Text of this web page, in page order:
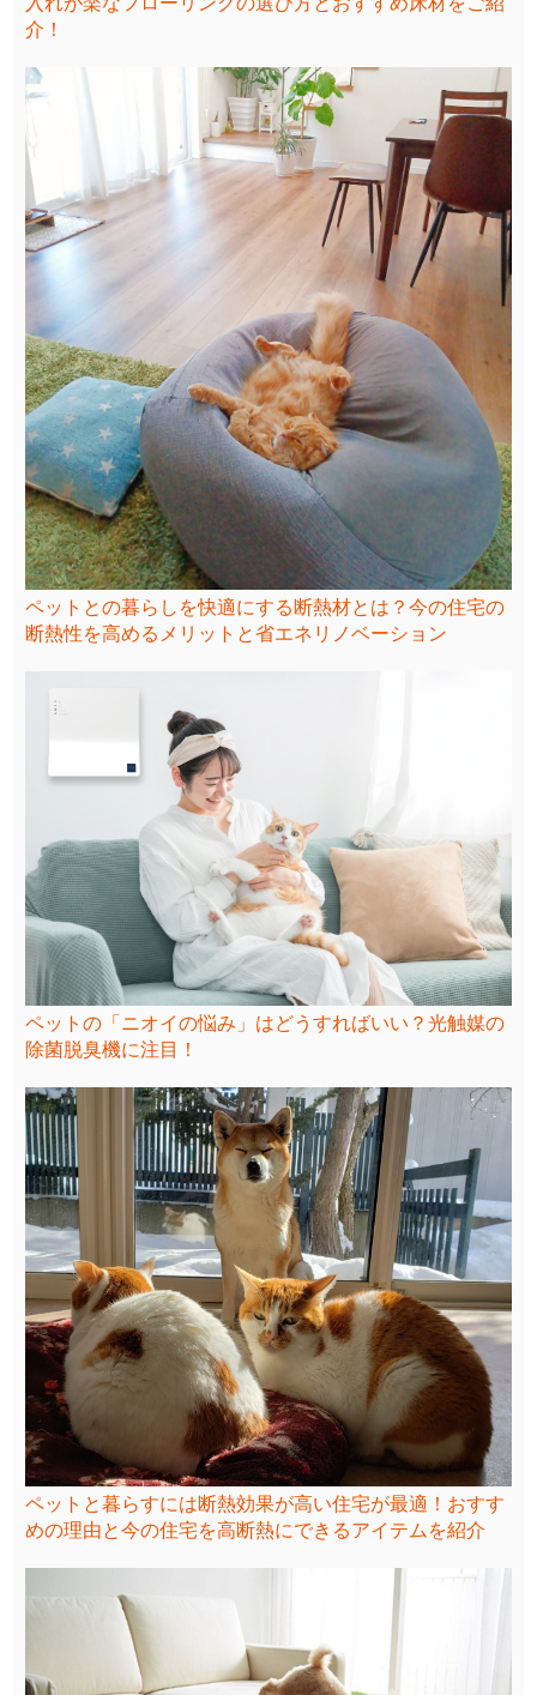
介！
ペットとの暮らしを快適にする断熱材とは？今の住宅の
断熱性を高めるメリットと省エネリノベーション
ペットの「ニオイの悩み」はどうすればいい？光触媒の
除菌脱臭機に注目！
ペットと暮らすには断熱効果が高い住宅が最適！おすす
めの理由と今の住宅を高断熱にできるアイテムを紹介